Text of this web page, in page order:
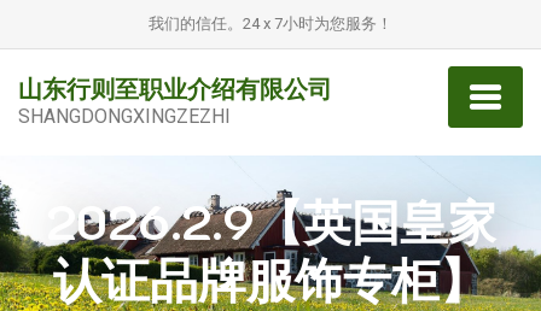
我们的信任。24 x 7小时为您服务！
山东行则至职业介绍有限公司
SHANGDONGXINGZEZHI
2026.2.9【英国皇家
认证品牌服饰专柜】